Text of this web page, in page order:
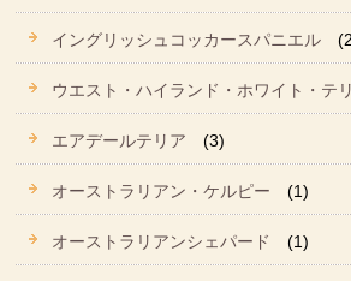
イングリッシュコッカースパニエル
ウエスト・ハイランド・ホワイト・テ
エアデールテリア (3)
オーストラリアン・ケルピー (1)
オーストラリアンシェパード (1)